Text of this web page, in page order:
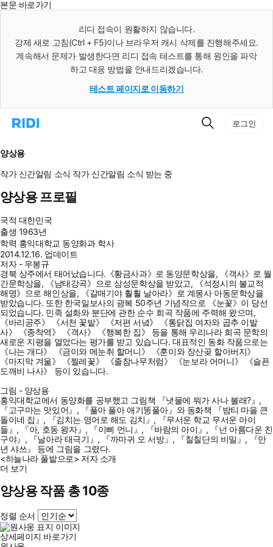
본문 바로가기
리디 접속이 원활하지 않습니다.
강제 새로 고침(Ctrl + F5)이나 브라우저 캐시 삭제를 진행해주세요.
계속해서 문제가 발생한다면 리디 접속 테스트를 통해 원인을 파악
하고 대응 방법을 안내드리겠습니다.
테스트 페이지로 이동하기
리
으
로
이
동
검
로그인
양상용
작가 신간알림 소식 작가 신간알림 소식 받는 중
양상용 프로필
국적 대한민국
출생 1963년
학력 홍익대학교 동양화과 학사
2014.12.16. 업데이트
저자 - 우봉규
경북 상주에서 태어났습니다.《황금사과》로 동양문학상을, 《객사》로 월
간문학상을, 《남태강곡》으로 삼성문학상을 받았고, 《석정시의 불교적
해명》으로 해인상을, 《갈매기야 훨훨 날아라》로 계몽사 아동문학상을
받았습니다. 또한 한국일보사의 광복 50주년 기념작으로 《눈꽃》이 당선
되었습니다. 민족 설화와 분단에 관한 순수 희곡 작품에 주력해 왔으며,
《바리공주》 《서천 꽃밭》 《저편 서녘》 《통닭집 여자와 곱추 이발
사》 《종착역》 《객사》 《행복한 집》 등을 통해 우리나라 희곡 문학의
새로운 지평을 열었다는 평가를 받고 있습니다. 대표적인 동화 작품으로는
《나는 개다》 《금이와 메눈취 할머니》 《훈이와 장산곶 할아버지》
《마지막 겨울》 《찔레꽃》 《졸참나무처럼》 《눈보라 어머니》 《슬픈
도깨비 나사》 등이 있습니다.
그림 - 양상용
홍익대학교에서 동양화를 공부했고 그림책 『냇물에 뭐가 사나 볼래?』,
『고구마는 맛있어』, 『풀아 풀아 애기똥풀아』와 동화책 『밤티 마을 큰
돌이네 집』, 『김치는 영어로 해도 김치』, 『무서운 학교 무서운 아이
들』, 『아, 호동 왕자』, 『이삐 언니』, 『바람의 아이』, 『넌 아름다운 친
구야』, 『날아라 태극기』, 『까마귀 오 서방』, 『칠칠단의 비밀』, 『만
년 샤쓰』 등에 그림을 그렸다.
<하늘나라 풀밭으로> 저자 소개
더 보기
양상용 작품 총 10종
정렬 순서
상세페이지 바로가기